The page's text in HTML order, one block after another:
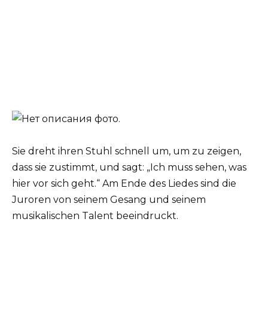
Sie dreht ihren Stuhl schnell um, um zu zeigen,
dass sie zustimmt, und sagt: „Ich muss sehen, was
hier vor sich geht.“ Am Ende des Liedes sind die
Juroren von seinem Gesang und seinem
musikalischen Talent beeindruckt.